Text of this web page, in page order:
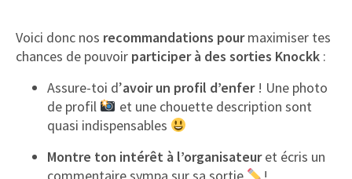
Voici donc nos recommandations pourmaximiser tes
chances de pouvoir participer à des sorties Knockk :
Assure-toi d’avoir un profil d’enfer ! Une photo
de profil
et une chouette description sont
quasi indispensables
Montre ton intérêt à l’organisateuret écris un